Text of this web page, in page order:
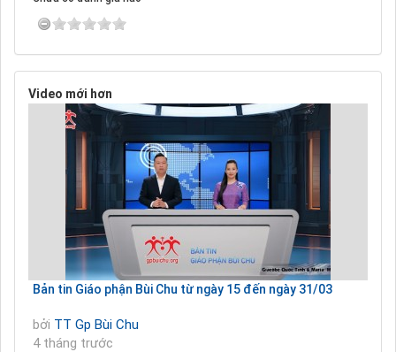
Video mới hơn
Bản tin Giáo phận Bùi Chu từ ngày 15 đến ngày 31/03
bởi TT Gp Bùi Chu
4 tháng trước